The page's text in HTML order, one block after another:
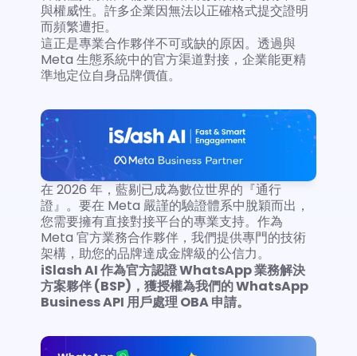
與權威性。許多企業因無法以正確格式提交證明
而頻繁遭拒。
這正是專業合作夥伴不可或缺的原因。透過與
Meta 生態系統中的官方渠道對接，企業能更精
準地定位自身品牌價值。
在 2026 年，藍剔已成為數位世界的『通行
證』。要在 Meta 嚴謹的驗證體系中脫穎而出，
您需要擁有直接對接平台的專業支持。作為
Meta 官方業務合作夥伴，我們提供專門的技術
架構，助您的品牌達成金牌級的公信力。
iSlash AI 作為官方認證 WhatsApp 業務解決
方案夥伴 (BSP)，獲授權為我們的 WhatsApp
Business API 用戶處理 OBA 申請。